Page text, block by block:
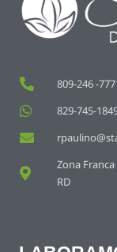
809-246 -
829-745-
Zona
RD